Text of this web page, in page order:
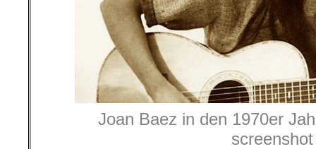
Joan Baez in den 1970er
screenshot